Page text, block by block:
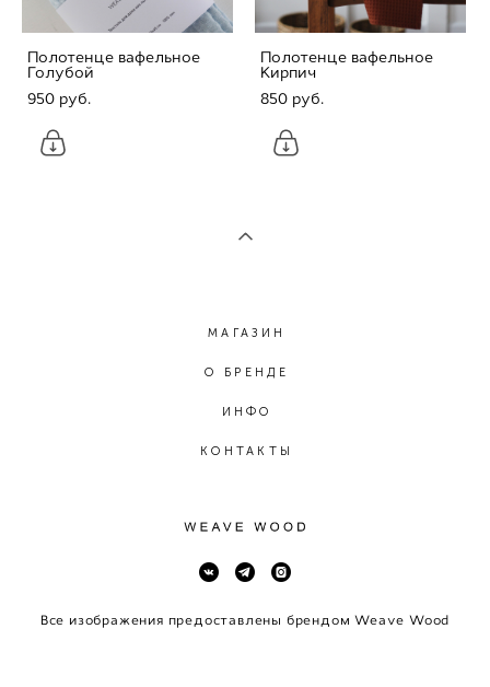
Полотенце вафельное
Голубой
950 pуб.
Полотенце вафельное
Кирпич
850 pуб.
МАГАЗИН
О БРЕНДЕ
ИНФО
КОНТАКТЫ
Все изображения предоставлены брендом Weave Wood